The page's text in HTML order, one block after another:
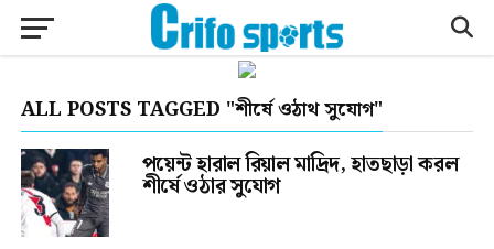
ALL POSTS TAGGED "শীর্ষে ওঠাথ সুযোগ"
পয়েন্ট হারাল রিয়াল মাদ্রিদ, হাতছাড়া করল
শীর্ষে ওঠার সুযোগ